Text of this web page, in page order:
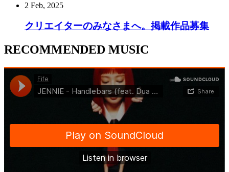
2 Feb, 2025
クリエイターのみなさまへ。掲載作品募集
RECOMMENDED MUSIC